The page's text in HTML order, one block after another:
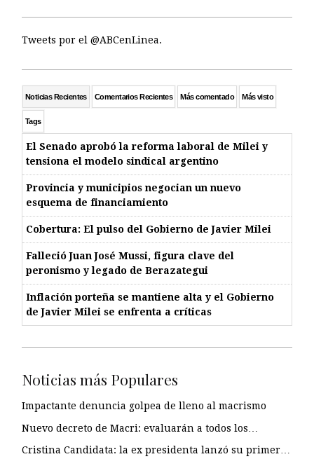
Tweets por el @ABCenLinea.
Noticias Recientes Comentarios Recientes Más comentado Más visto
Tags
El Senado aprobó la reforma laboral de Milei y
tensiona el modelo sindical argentino
Provincia y municipios negocian un nuevo
esquema de financiamiento
Cobertura: El pulso del Gobierno de Javier Milei
Falleció Juan José Mussi, figura clave del
peronismo y legado de Berazategui
Inflación porteña se mantiene alta y el Gobierno
de Javier Milei se enfrenta a críticas
Noticias más Populares
Impactante denuncia golpea de lleno al macrismo
Nuevo decreto de Macri: evaluarán a todos los…
Cristina Candidata: la ex presidenta lanzó su primer…